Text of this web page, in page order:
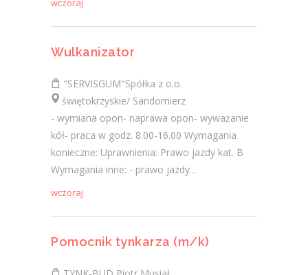
wczoraj
Wulkanizator
"SERVISGUM"Spółka z o.o.
świętokrzyskie/ Sandomierz
- wymiana opon- naprawa opon- wyważanie
kół- praca w godz. 8.00-16.00 Wymagania
konieczne: Uprawnienia: Prawo jazdy kat. B
Wymagania inne: - prawo jazdy...
wczoraj
Pomocnik tynkarza (m/k)